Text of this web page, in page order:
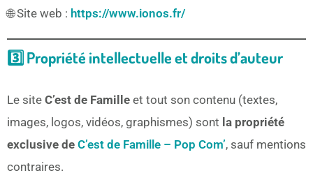
🌐 Site web : https://www.ionos.fr/
3️⃣ Propriété intellectuelle et droits d’auteur
Le site C’est de Famille et tout son contenu (textes,
images, logos, vidéos, graphismes) sont la propriété
exclusive de C’est de Famille – Pop Com’, sauf mentions
contraires.